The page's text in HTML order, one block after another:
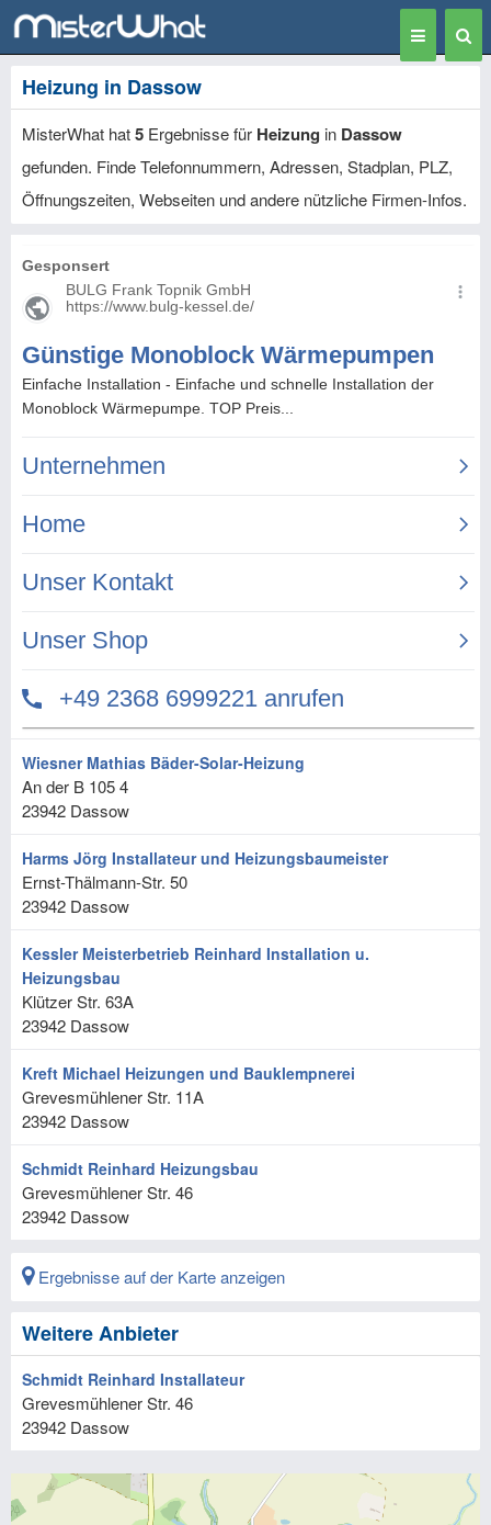
Toggle
navigation
Heizung in Dassow
MisterWhat hat5 Ergebnisse für Heizung in Dassow
gefunden. Finde Telefonnummern, Adressen, Stadplan, PLZ,
Öffnungszeiten, Webseiten und andere nützliche Firmen-Infos.
Wiesner Mathias Bäder-Solar-Heizung
An der B 105 4
23942 Dassow
Harms Jörg Installateur und Heizungsbaumeister
Ernst-Thälmann-Str. 50
23942 Dassow
Kessler Meisterbetrieb Reinhard Installation u.
Heizungsbau
Klützer Str. 63A
23942 Dassow
Kreft Michael Heizungen und Bauklempnerei
Grevesmühlener Str. 11A
23942 Dassow
Schmidt Reinhard Heizungsbau
Grevesmühlener Str. 46
23942 Dassow
Ergebnisse auf der Karte anzeigen
Weitere Anbieter
Schmidt Reinhard Installateur
Grevesmühlener Str. 46
23942 Dassow